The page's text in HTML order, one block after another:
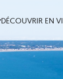
DÉCOUVRIR EN